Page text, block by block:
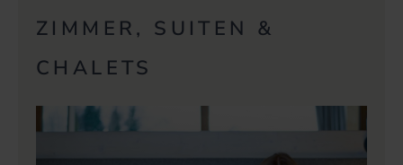
ZIMMER, SUITEN &
CHALETS